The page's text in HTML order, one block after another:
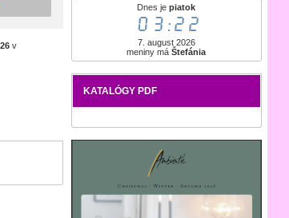
Dnes jepiatok
03:22
7. august 2026
meniny máŠtefánia
KATALÓGY PDF
v